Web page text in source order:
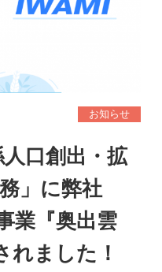
お知らせ
口創出・拡
」に弊社
業『奥出雲
れました！